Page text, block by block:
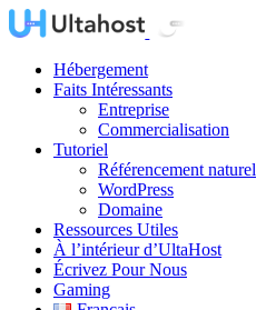
Hébergement
Faits Intéressants
Entreprise
Commercialisation
Tutoriel
Référencement naturel
WordPress
Domaine
Ressources Utiles
À l’intérieur d’UltaHost
Écrivez Pour Nous
Gaming